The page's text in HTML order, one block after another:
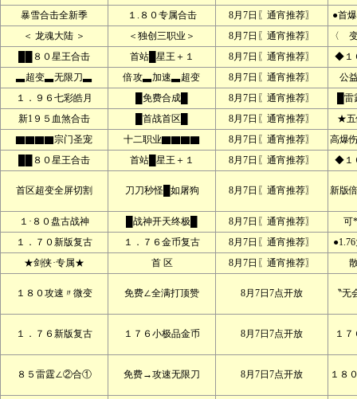
暴雪合击全新季 １.８０专属合击 8月7日〖通宵推荐〗
●首
＜ 龙魂大陆 ＞
＜独创三职业＞ 8月7日〖通宵推荐〗
〈
██８０星王合击
首站█星王＋１ 8月7日〖通宵推荐〗
◆１
▃超变▃无限刀▃
倍攻▃加速▃超变 8月7日〖通宵推荐〗
公
１．９６七彩皓月
█免费合成█ 8月7日〖通宵推荐〗
█
新1９５血煞合击
█首战首区█ 8月7日〖通宵推荐〗
★五
▇▇▇▇宗门圣宠
十二职业▇▇▇▇ 8月7日〖通宵推荐〗
高爆
██８０星王合击
首站█星王＋１ 8月7日〖通宵推荐〗 ◆１
首区超变全屏切割 刀刀秒怪█如屠狗 8月7日〖通宵推荐〗 新版
１·８０盘古战神 █战神开天终极█ 8月7日〖通宵推荐〗
可
１．７０新版复古
１．７６金币复古 8月7日〖通宵推荐〗
★剑侠·专属★
首 区 8月7日〖通宵推荐〗
１８０攻速〃微变 免费∠全满打顶赞 8月7日7点开放 〝
１．７６新版复古 １７６小极品金币 8月7日7点开放 １
８５雷霆∠②合① 免费→攻速无限刀 8月7日7点开放 １８